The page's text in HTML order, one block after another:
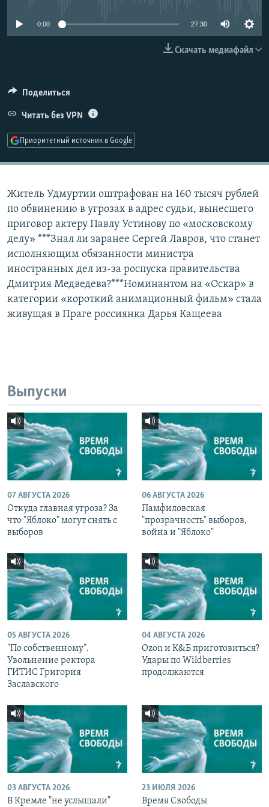
Все сайты РСЕ/РС
0:00 27:30
Скачать медиафайл
Поделиться
Читать без VPN
Приоритетный источник в Google
Житель Удмуртии оштрафован на 160 тысяч рублей
по обвинению в угрозах в адрес судьи, вынесшего
приговор актеру Павлу Устинову по «московскому
делу» ***Знал ли заранее Сергей Лавров, что станет
исполняющим обязанности министра
иностранных дел из-за роспуска правительства
Дмитрия Медведева?***Номинантом на «Оскар» в
категории «короткий анимационный фильм» стала
живущая в Праге россиянка Дарья Кащеева
Выпуски
07 АВГУСТА 2026
Откуда главная угроза? За
что "Яблоко" могут снять с
выборов
06 АВГУСТА 2026
Памфиловская
"прозрачность" выборов,
война и "Яблоко"
05 АВГУСТА 2026
"По собственному".
Увольнение ректора
ГИТИС Григория
Заславского
04 АВГУСТА 2026
Ozon и К&Б приготовиться?
Удары по Wildberries
продолжаются
03 АВГУСТА 2026
В Кремле "не услышали"
23 ИЮЛЯ 2026
Время Свободы